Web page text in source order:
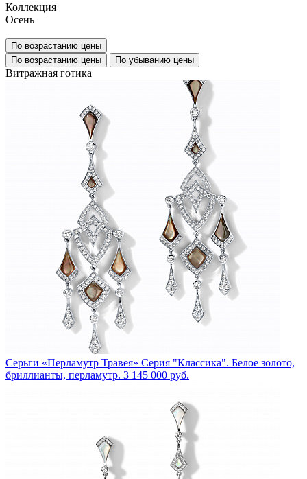
Коллекция
Осень
По возрастанию цены
По возрастанию цены
По убыванию цены
Витражная готика
Серьги «Перламутр Травея» Серия "Классика". Белое золото,
бриллианты, перламутр. 3 145 000 руб.